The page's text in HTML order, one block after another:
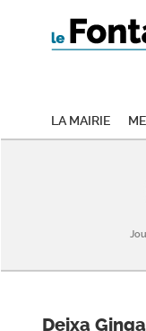
La mairie
Deixa